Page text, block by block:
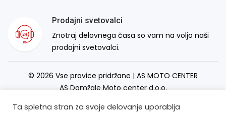
Prodajni svetovalci
Znotraj delovnega časa so vam na voljo naši
prodajni svetovalci.
© 2026 Vse pravice pridržane | AS MOTO CENTER
AS Domžale Moto center d.o.o.
Ta spletna stran za svoje delovanje uporablja